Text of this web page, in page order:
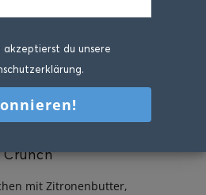
Crunch
mit Zitronenbutter,
akzeptierst du unsere